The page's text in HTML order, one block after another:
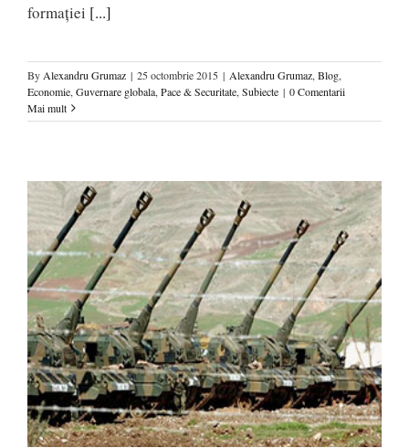
formației [...]
By Alexandru Grumaz | 25 octombrie 2015 | Alexandru Grumaz, Blog,
Economie, Guvernare globala, Pace & Securitate, Subiecte | 0 Comentarii
Mai mult